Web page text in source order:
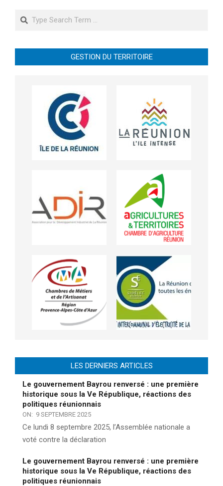
Search
GESTION DU TERRITOIRE
LES DERNIERS ARTICLES
Le gouvernement Bayrou renversé : une première
historique sous la Ve République, réactions des
politiques réunionnais
ON: 9 SEPTEMBRE 2025
Ce lundi 8 septembre 2025, l’Assemblée nationale a
voté contre la déclaration
Le gouvernement Bayrou renversé : une première
historique sous la Ve République, réactions des
politiques réunionnais